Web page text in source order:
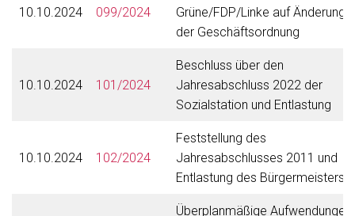
10.10.2024 099/2024
Grüne/FDP/Linke auf Änderung
der Geschäftsordnung
10.10.2024 101/2024
Beschluss über den
Jahresabschluss 2022 der
Sozialstation und Entlastung
10.10.2024 102/2024
Feststellung des
Jahresabschlusses 2011 und
Entlastung des Bürgermeisters
Überplanmäßige Aufwendungen